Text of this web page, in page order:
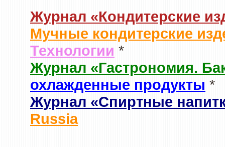
Журнал «Кондитерские
Мучные кондитерские
Технологии *
Журнал «Гастрономия.
охлажденные продукты *
Журнал «Спиртные
Russia